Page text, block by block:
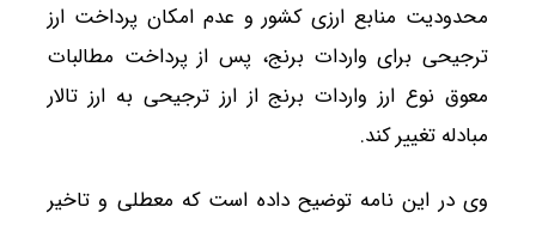
محدودیت منابع ارزی کشور و عدم امکان پرداخت ارز
ترجیحی برای واردات برنج، پس از پرداخت مطالبات
معوق نوع ارز واردات برنج از ارز ترجیحی به ارز تالار
مبادله تغییر کند.
وی در این نامه توضیح داده است که معطلی و تاخیر